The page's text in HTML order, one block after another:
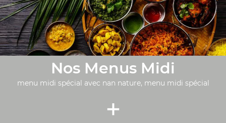
Nos Menus Midi
menu midi spécial avec nan nature, menu midi spécial
+